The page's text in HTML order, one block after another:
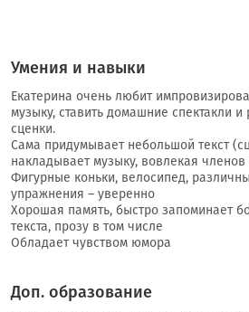
Умения и навыки
Екатерина очень любит
музыку, ставить домашние спектакли
сценки.
Сама придумывает небольшой текст
накладывает музыку, вовлекая
Фигурные коньки, велосипед,
упражнения – уверенно
Хорошая память, быстро запоминает
текста, прозу в том числе
Обладает чувством юмора
Доп. образование